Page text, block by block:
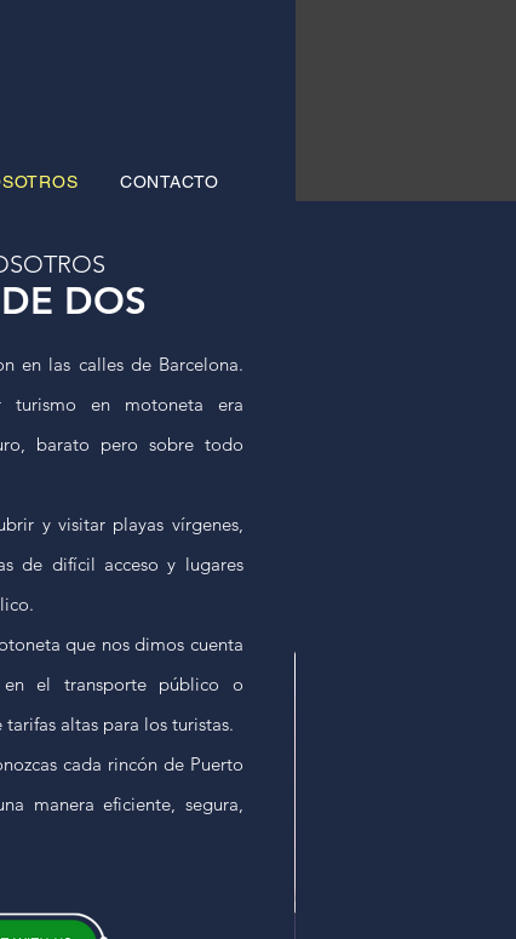
CONTACTO
DOS
en las calles de Barcelona.
turismo en motoneta era
barato pero sobre todo
y visitar playas vírgenes,
de difícil acceso y lugares
que nos dimos cuenta
el transporte público o
altas para los turistas.
cada rincón de Puerto
manera eficiente, segura,